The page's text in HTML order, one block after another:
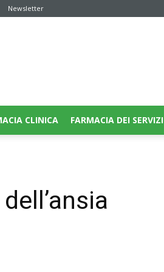
Newsletter
CLINICA FARMACIA DEI SERVIZI